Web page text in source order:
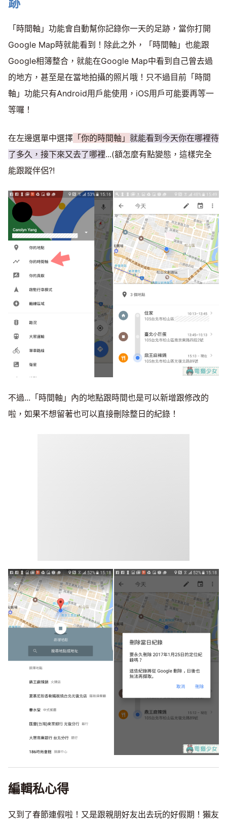
「時間軸」功能會自動幫你記錄你一天的足跡，當你打開
Google Map時就能看到！除此之外，「時間軸」也能跟
Google相簿整合，就能在Google Map中看到自己曾去過
的地方，甚至是在當地拍攝的照片哦！只不過目前「時間
軸」功能只有Android用戶能使用，iOS用戶可能要再等一
等囉！
在左邊選單中選擇 「你的時間軸」 就能看到今天你在哪裡待
了多久，接下來又去了哪裡...(額怎麼有點變態，這樣完全
能跟蹤伴侶?!
不過...「時間軸」內的地點跟時間也是可以新增跟修改的
啦，如果不想留著也可以直接刪除整日的紀錄！
編輯私心得
又到了春節連假啦！又是跟親朋好友出去玩的好假期！獺友